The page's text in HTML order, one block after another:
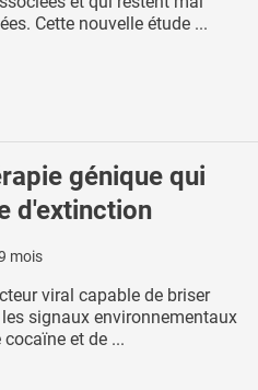
Cette nouvelle étude ...
génique qui
d'extinction
mois
viral capable de briser
signaux environnementaux
et de ...